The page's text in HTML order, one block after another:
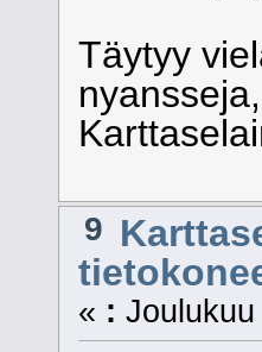
Täytyy
9
« :